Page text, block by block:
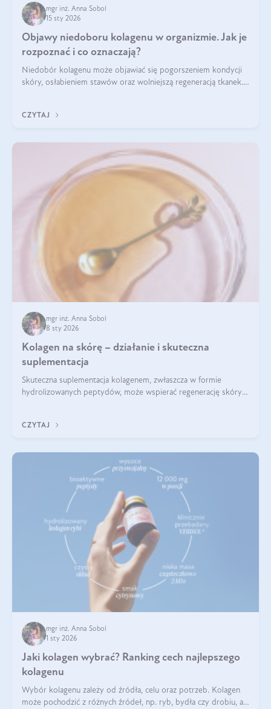
mgr inż. Anna Sobol
15 sty 2026
Objawy niedoboru kolagenu w organizmie. Jak je
rozpoznać i co oznaczają?
Niedobór kolagenu może objawiać się pogorszeniem kondycji
skóry, osłabieniem stawów oraz wolniejszą regeneracją tkanek.
osłabienie włosów.
CZYTAJ
mgr inż. Anna Sobol
8 sty 2026
Kolagen na skórę – działanie i skuteczna
suplementacja
Skuteczna suplementacja kolagenem, zwłaszcza w formie
hydrolizowanych peptydów, może wspierać regenerację skóry i
CZYTAJ
mgr inż. Anna Sobol
1 sty 2026
Jaki kolagen wybrać? Ranking cech najlepszego
kolagenu
Wybór kolagenu zależy od źródła, celu oraz potrzeb. Kolagen
może pochodzić z różnych źródeł, np. ryb, bydła czy drobiu, a